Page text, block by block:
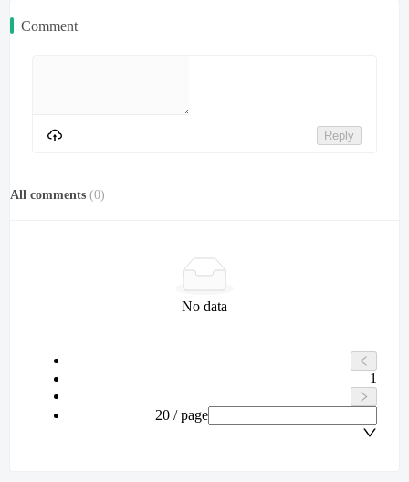
Comment
Reply
All comments (0)
No data
1
20 / page